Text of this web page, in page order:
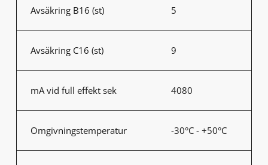
Avsäkring B16 (st) 5
Avsäkring C16 (st) 9
mA vid full effekt sek 4080
Omgivningstemperatur -30°C - +50°C